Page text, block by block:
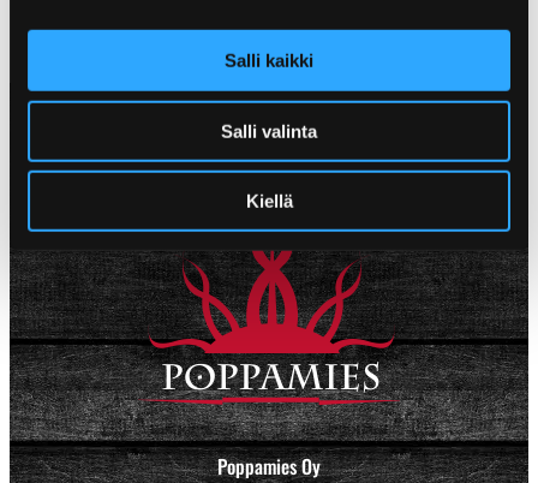
Salli kaikki
Salli valinta
Kiellä
Poppamies Oy